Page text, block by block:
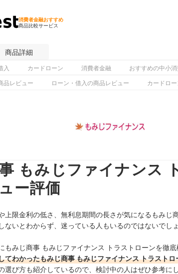
消費者金融おすすめ
商品比較サービス
商品詳細
入 カードローン 消費者金融 おすすめの中小
品レビュー ローン・借入の商品レビュー カードロ
もみじファイナンス
ー評価
上限金利の低さ、無利息期間の長さが気になるもみじ
ないとわからず、迷っている人もいるのではないでし
もみじ商事 もみじファイナンス トラストローンを徹底
てわかったもみじ商事 もみじファイナンス トラスト
選び方も紹介しているので、検討中の人はぜひ参考に